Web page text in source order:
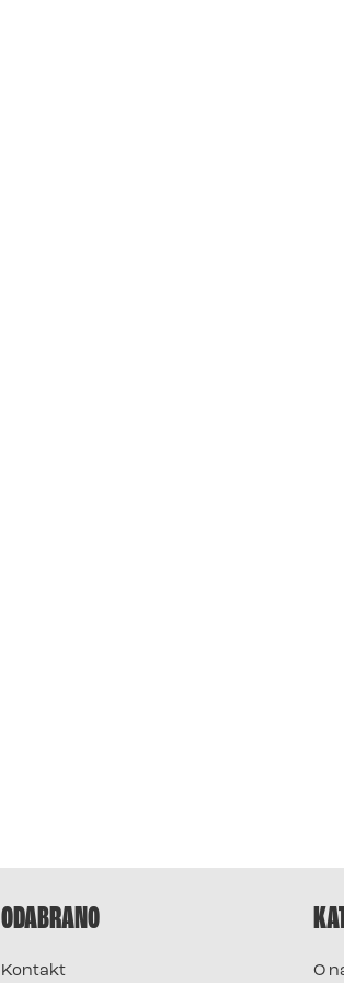
ODABRANO
Kontakt O